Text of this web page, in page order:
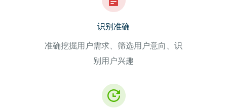
识别准确
准确挖掘用户需求、筛选用户意向、识
别用户兴趣